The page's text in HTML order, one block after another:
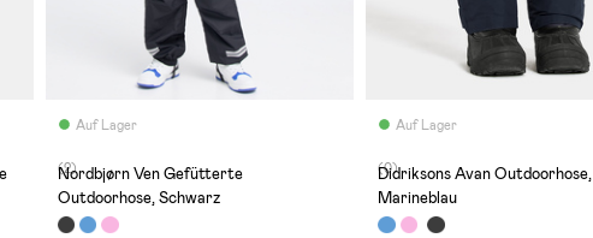
Auf Lager
(2)
Nordbjørn Ven Gefütterte
Outdoorhose, Schwarz
Auf Lager
(0)
Didriksons Avan Outdoorhose,
Marineblau